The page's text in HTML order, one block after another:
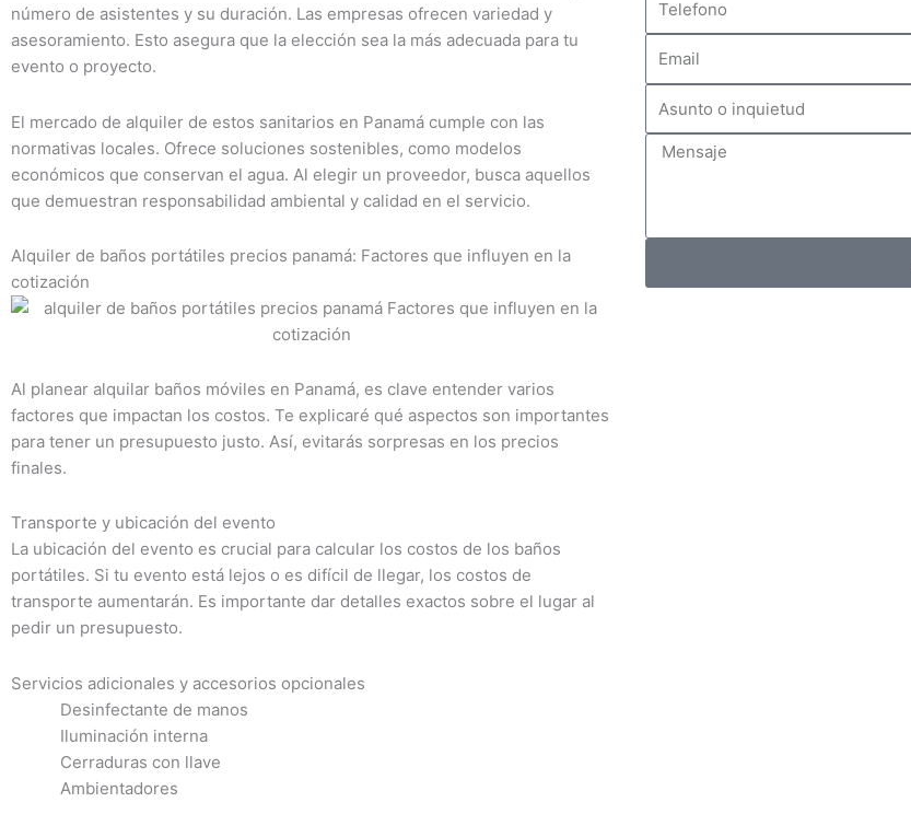
número de asistentes y su duración. Las empresas ofrecen variedad y
asesoramiento. Esto asegura que la elección sea la más adecuada para tu
evento o proyecto.
El mercado de alquiler de estos sanitarios en Panamá cumple con las
normativas locales. Ofrece soluciones sostenibles, como modelos
económicos que conservan el agua. Al elegir un proveedor, busca aquellos
que demuestran responsabilidad ambiental y calidad en el servicio.
Alquiler de baños portátiles precios panamá: Factores que influyen en la
cotización
Al planear alquilar baños móviles en Panamá, es clave entender varios
factores que impactan los costos. Te explicaré qué aspectos son importantes
para tener un presupuesto justo. Así, evitarás sorpresas en los precios
finales.
Transporte y ubicación del evento
La ubicación del evento es crucial para calcular los costos de los baños
portátiles. Si tu evento está lejos o es difícil de llegar, los costos de
transporte aumentarán. Es importante dar detalles exactos sobre el lugar al
pedir un presupuesto.
Servicios adicionales y accesorios opcionales
Desinfectante de manos
Iluminación interna
Cerraduras con llave
Ambientadores
inquietud
Mensaje